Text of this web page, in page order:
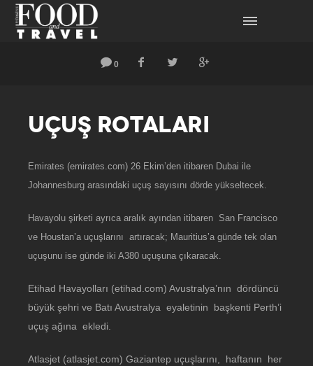
0
UÇUŞ ROTALARI
Emirates (emirates.com) 26 Ekim’den itibaren Dubai ile
Johannesburg arasındaki uçuş sayısını dörde yükseltecek.
Havayolu şirketi ayrıca aralık ayından itibaren San Francisco
ve Houstan’a uçuşlarını artıracak; Mauritius’a günde tek olan
uçuşunu ise günde iki A380 uçuşuna çıkaracak.
Etihad Havayolları (etihad.com) Avustralya’nın dördüncü
büyük şehri ve Batı Avustralya eyaletinin başkenti Perth’i
uçuş ağına ekledi.
Atlasjet (atlasjet.com) Gaziantep uçuşlarını, haftanın her